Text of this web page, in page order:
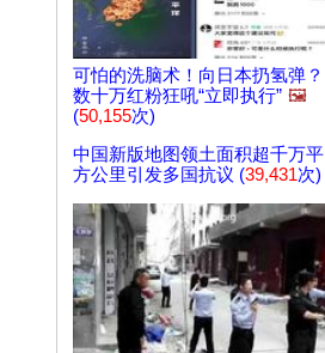
可怕的洗脑术！向日本扔氢弹？
数十万红粉狂吼“立即执行” 🖼️
(50,155次)
中国新版地图领土面积超千万平
方公里引发多国抗议 (39,431次)